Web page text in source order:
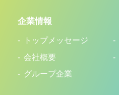
企業情報
トップメッセージ
会社概要
グループ企業